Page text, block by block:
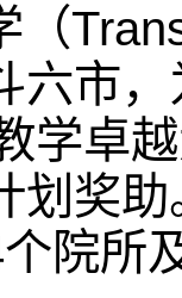
（
六市
学卓
划奖
院所